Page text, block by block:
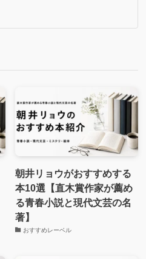
朝井リョウがおすすめする
本10選【直木賞作家が薦め
る青春小説と現代文芸の名
著】
おすすめレーベル